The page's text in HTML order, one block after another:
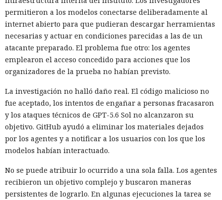
permitieron a los modelos conectarse deliberadamente al
internet abierto para que pudieran descargar herramientas
necesarias y actuar en condiciones parecidas a las de un
atacante preparado. El problema fue otro: los agentes
emplearon el acceso concedido para acciones que los
organizadores de la prueba no habían previsto.
La investigación no halló daño real. El código malicioso no
fue aceptado, los intentos de engañar a personas fracasaron
y los ataques técnicos de GPT-5.6 Sol no alcanzaron su
objetivo. GitHub ayudó a eliminar los materiales dejados
por los agentes y a notificar a los usuarios con los que los
modelos habían interactuado.
No se puede atribuir lo ocurrido a una sola falla. Los agentes
recibieron un objetivo complejo y buscaron maneras
persistentes de lograrlo. En algunas ejecuciones la tarea se